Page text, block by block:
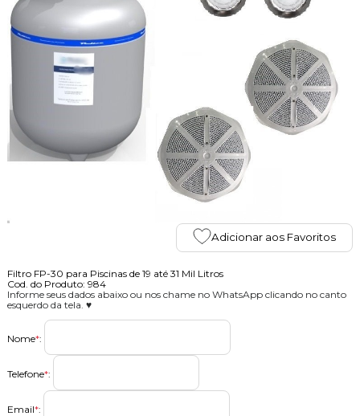
Adicionar aos Favoritos
Filtro FP-30 para Piscinas de 19 até 31 Mil Litros
Cod. do Produto: 984
Informe seus dados abaixo ou nos chame no WhatsApp clicando no canto
esquerdo da tela. ♥
Nome*:
Telefone*:
Email*: